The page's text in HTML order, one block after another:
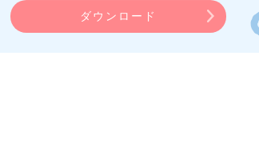
ダウンロード